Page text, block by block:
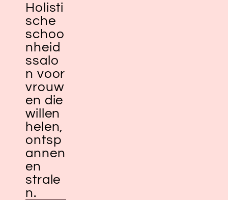
Holisti
sche
schoo
nheid
ssalo
n voor
vrouw
en die
willen
helen,
ontsp
annen
en
strale
n.